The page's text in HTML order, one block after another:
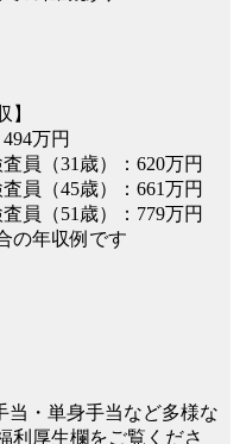
】
万円
員（31歳）：620万円
員（45歳）：661万円
員（51歳）：779万円
の年収例です
・単身手当など多様な
利厚生欄をご覧くださ